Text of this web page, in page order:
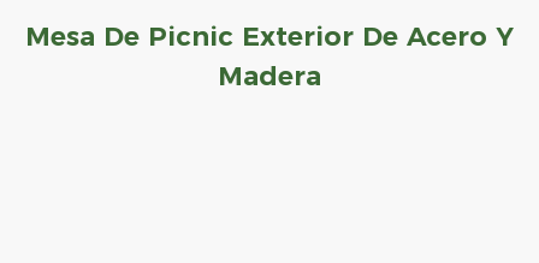
Mesa De Picnic Exterior De Acero Y
Madera